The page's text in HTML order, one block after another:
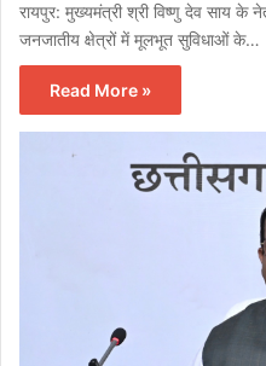
रायपुर: मुख्यमंत्री श्री विष्णु देव साय के
जनजातीय क्षेत्रों में मूलभूत सुविधाओं के…
Read More »